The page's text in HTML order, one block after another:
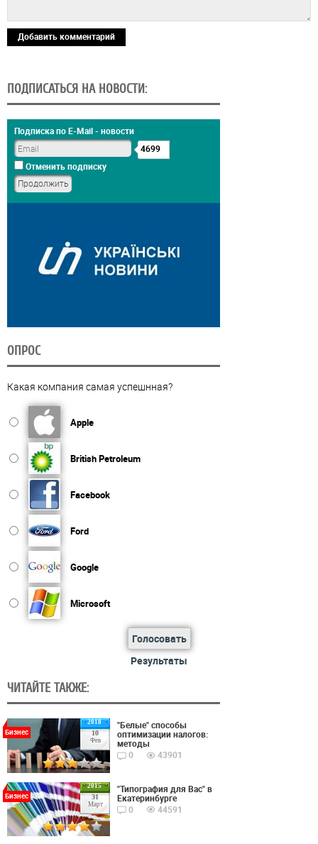
Добавить комментарий
ПОДПИСАТЬСЯ НА НОВОСТИ:
Подписка по E-Mail - новости
4699
Отменить подписку
ОПРОС
Какая компания самая успешнная?
Apple
British Petroleum
Facebook
Ford
Google
Microsoft
Голосовать
Результаты
ЧИТАЙТЕ ТАКЖЕ:
2018
10
Фев
Бизнес
"Белые" способы
оптимизации налогов:
методы
0
43901
2015
31
Март
Бизнес
"Типография для Вас" в
Екатеринбурге
0
44591